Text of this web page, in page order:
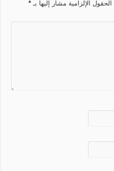
الحقول الإلزامية مشار إليها بـ*